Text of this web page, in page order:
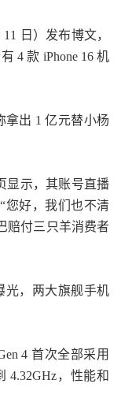
日）发布博文，
4 款 iPhone 16 机
拿出 1 亿元替小杨
显示，其账号直播
您好，我们也不清
赔付三只羊消费者
光，两大旗舰手机
4 首次全部采用
4.32GHz，性能和